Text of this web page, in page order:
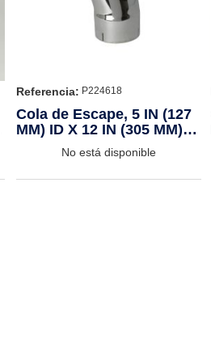
Referencia: P224618
Cola de Escape, 5 IN (127
MM) ID X 12 IN (305 MM)
CHROMENo está disponible